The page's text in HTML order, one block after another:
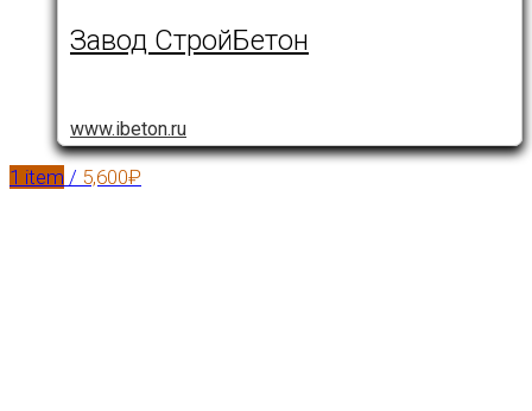
Завод СтройБетон
www.ibeton.ru
1 item / 5,600₽